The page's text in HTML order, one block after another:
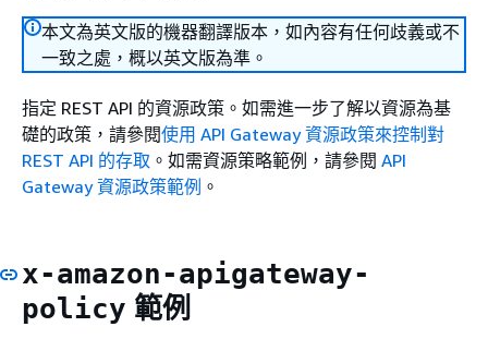
本文為英文版的機器翻譯版本，如內容有任何歧義或不
一致之處，概以英文版為準。
指定 REST API 的資源政策。如需進一步了解以資源為基
礎的政策，請參閱使用 API Gateway 資源政策來控制對
REST API 的存取 。如需資源策略範例，請參閱 API
Gateway 資源政策範例 。
x-amazon-apigateway-
policy 範例